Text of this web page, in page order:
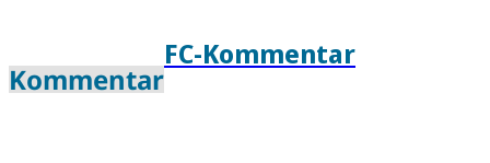
Kommentar
FC-Kommentar